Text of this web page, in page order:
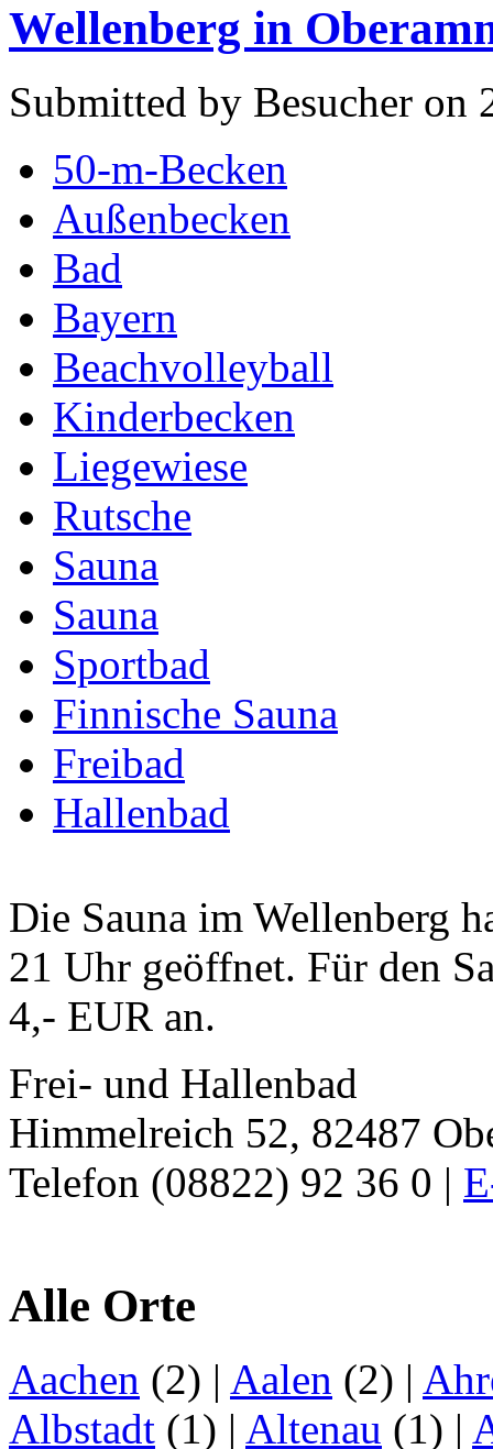
Wellenberg in
Submitted by Besucher on
50-m-Becken
Außenbecken
Bad
Bayern
Beachvolleyball
Kinderbecken
Liegewiese
Rutsche
Sauna
Sauna
Sportbad
Finnische Sauna
Freibad
Hallenbad
Die Sauna im Wellenberg
21 Uhr geöffnet. Für den
4,- EUR an.
Frei- und Hallenbad
Himmelreich 52, 82487
Telefon (08822) 92 36 0 |
Alle Orte
Aachen (2) | Aalen (2) |
Albstadt (1) | Altenau (1) |